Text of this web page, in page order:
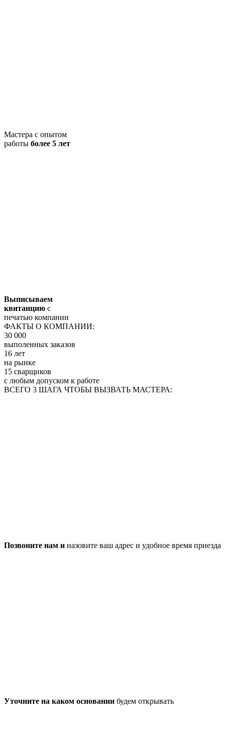
Мастера с опытом
работы более 5 лет
Выписываем
квитанцию с
печатью компании
ФАКТЫ О КОМПАНИИ:
30 000
выполенных заказов
16 лет
на рынке
15 сварщиков
с любым допуском к работе
ВСЕГО 3 ШАГА ЧТОБЫ ВЫЗВАТЬ МАСТЕРА:
Позвоните нам и назовите ваш адрес и удобное время приезда
Уточните на каком основании будем открывать